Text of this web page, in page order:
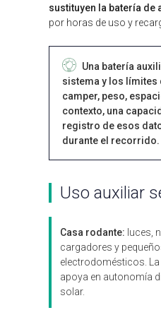
sustituyen la batería de
por horas de uso y
Una batería
sistema y los límites
camper, peso,
contexto, una
registro de esos
durante el recorrido.
Uso auxiliar
Casa rodante: luces,
cargadores y
electrodomésticos.
apoya en autonomía
solar.